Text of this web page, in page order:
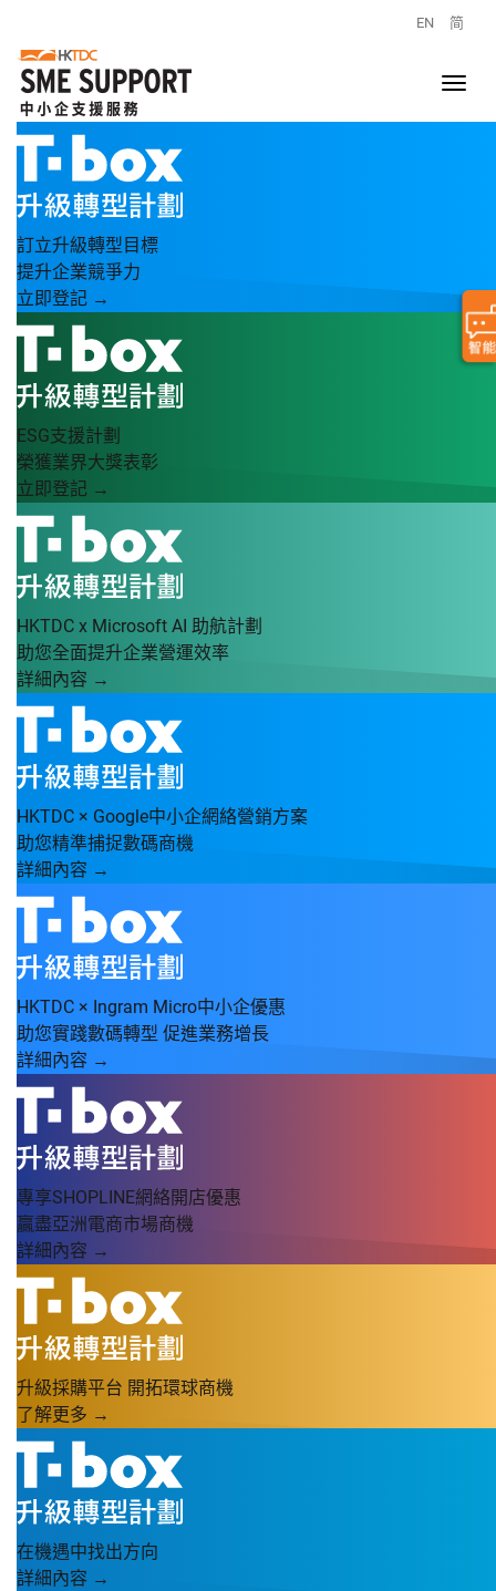
EN 简
訂立升級轉型目標
提升企業競爭力
立即登記 →
ESG支援計劃
榮獲業界大獎表彰
立即登記 →
HKTDC x Microsoft AI 助航計劃
助您全面提升企業營運效率
詳細內容 →
HKTDC × Google中小企網絡營銷方案
助您精準捕捉數碼商機
詳細內容 →
HKTDC × Ingram Micro中小企優惠
助您實踐數碼轉型 促進業務增長
詳細內容 →
專享SHOPLINE網絡開店優惠
贏盡亞洲電商市場商機
詳細內容 →
升級採購平台 開拓環球商機
了解更多 →
在機遇中找出方向
詳細內容 →